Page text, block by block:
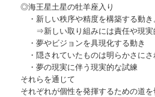
◎海王星土星の牡羊座入り
・新しい秩序や精度を構築する動き
⇒新しい取り組みには責任や現実
・夢やビジョンを具現化する動き
・隠されていたものは明らかさにさ
・夢の現実に伴う現実的な試練
それらを通じて
それぞれが個性を発揮するための道